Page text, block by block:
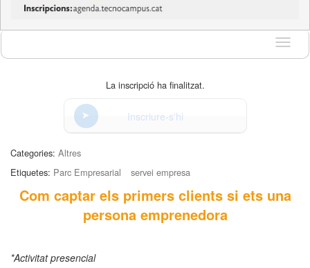
Idioma
La inscripció ha finalitzat.
Inscriure-s'hi
Categories: Altres
Etiquetes: Parc Empresarial servei empresa
Com captar els primers clients si ets una
persona emprenedora
*Activitat presencial